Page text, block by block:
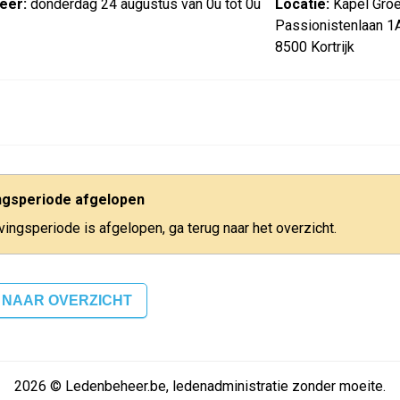
donderdag 24 augustus van 0u tot 0u Locatie: Kapel
Passionistenlaan
8500 Kortrijk
afgelopen
is afgelopen, ga terug naar het overzicht.
OVERZICHT
2026 © Ledenbeheer.be, ledenadministratie zonder moeite.